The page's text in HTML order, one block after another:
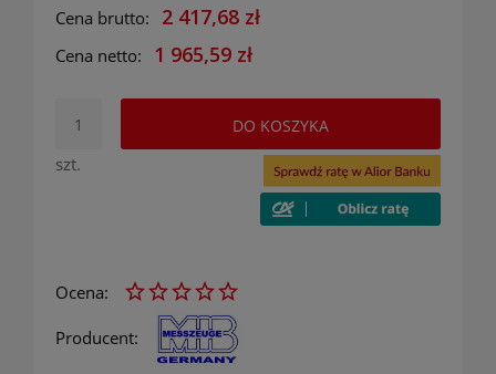
Cena brutto: 2 417,68 zł
Cena netto: 1 965,59 zł
szt.
DO KOSZYKA
Ocena:
Producent: